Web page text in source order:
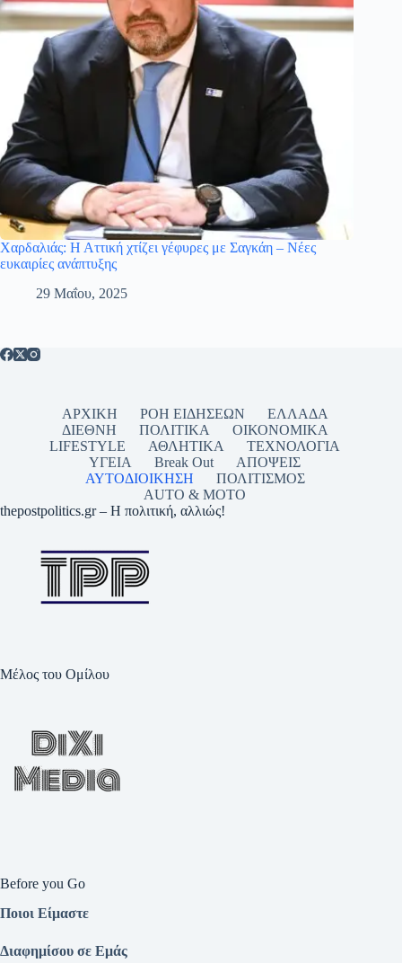
Χαρδαλιάς: Η Αττική χτίζει γέφυρες με Σαγκάη – Νέες
ευκαιρίες ανάπτυξης
29 Μαΐου, 2025
ΑΡΧΙΚΗ ΡΟΗ ΕΙΔΗΣΕΩΝ
ΕΛΛΑΔΑ
ΔΙΕΘΝΗ
ΠΟΛΙΤΙΚΑ
ΟΙΚΟΝΟΜΙΚΑ
LIFESTYLE
ΑΘΛΗΤΙΚΑ
ΤΕΧΝΟΛΟΓΙΑ
ΥΓΕΙΑ
Break Out
ΑΠΟΨΕΙΣ
ΑΥΤΟΔΙΟΙΚΗΣΗ
ΠΟΛΙΤΙΣΜΟΣ
AUTO & MOTO
thepostpolitics.gr – Η πολιτική, αλλιώς!
Μέλος του Ομίλου
Before you Go
Ποιοι Είμαστε
Διαφημίσου σε Εμάς